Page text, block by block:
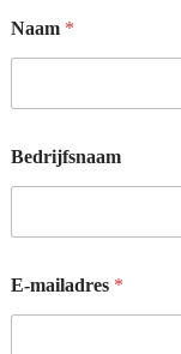
Naam *
Bedrijfsnaam
E-mailadres *